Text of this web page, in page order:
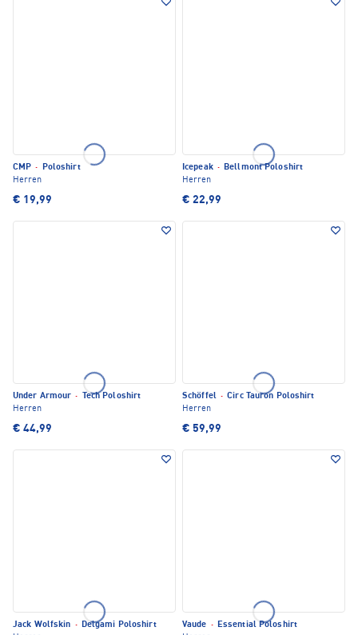
CMP ·
Poloshirt
Herren
€ 19,99
Icepeak · Bellmont Poloshirt
Herren
€ 22,99
Under Armour ·
Tech Poloshirt
Herren
€ 44,99
Schöffel · Circ Tauron Poloshirt
Herren
€ 59,99
Jack Wolfskin · Delgami Poloshirt
Vaude · Essential Poloshirt